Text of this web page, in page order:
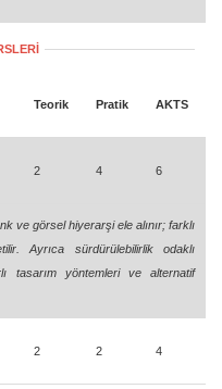
Teorik Pratik AKTS
2 4 6
ve görsel hiyerarşi ele alınır; farklı
Ayrıca sürdürülebilirlik odaklı
tasarım yöntemleri ve alternatif
2 2 4